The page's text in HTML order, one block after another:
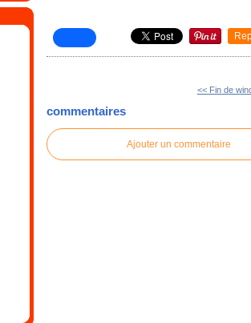
<< Fin de
commentaires
Ajouter un commentaire